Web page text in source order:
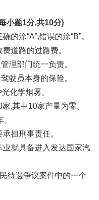
小题1分,共10分)
的涂“A”,错误的涂“B”。
道路的过路费。
理部门统一负责。
驶员本身的保险。
化学烟雾。
,其中10家产量为零。
担刑事责任。
就具备进入发达国家汽
待遇争议案件中的一个